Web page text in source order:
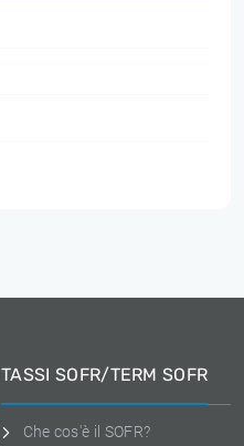
TASSI SOFR/TERM SOFR
Che cos'è il SOFR?